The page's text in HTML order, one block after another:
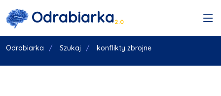
Odrabiarka2.0
Odrabiarka Szukaj konflikty zbrojne